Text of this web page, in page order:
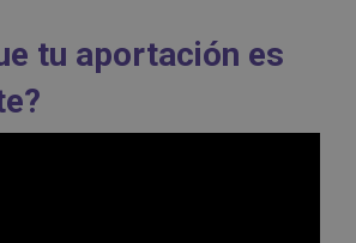
tu aportación es